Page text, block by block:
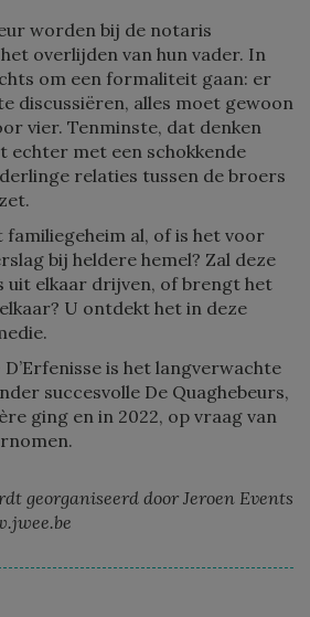
worden bij de notaris
overlijden van hun vader. In
om een formaliteit gaan: er
discussiëren, alles moet gewoon
vier. Tenminste, dat denken
echter met een schokkende
relaties tussen de broers
familiegeheim al, of is het voor
bij heldere hemel? Zal deze
uit elkaar drijven, of brengt het
U ontdekt het in deze
D’Erfenisse is het langverwachte
succesvolle De Quaghebeurs,
ging en in 2022, op vraag van
georganiseerd door Jeroen Events